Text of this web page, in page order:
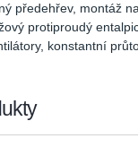
předehřev, montáž na
protiproudý
konstantní